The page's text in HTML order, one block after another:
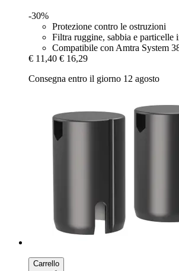
-30%
Protezione contro le ostruzioni
Filtra ruggine, sabbia e particelle
Compatibile con Amtra System
€ 11,40 € 16,29
Consegna entro il giorno 12 agosto
Carrello